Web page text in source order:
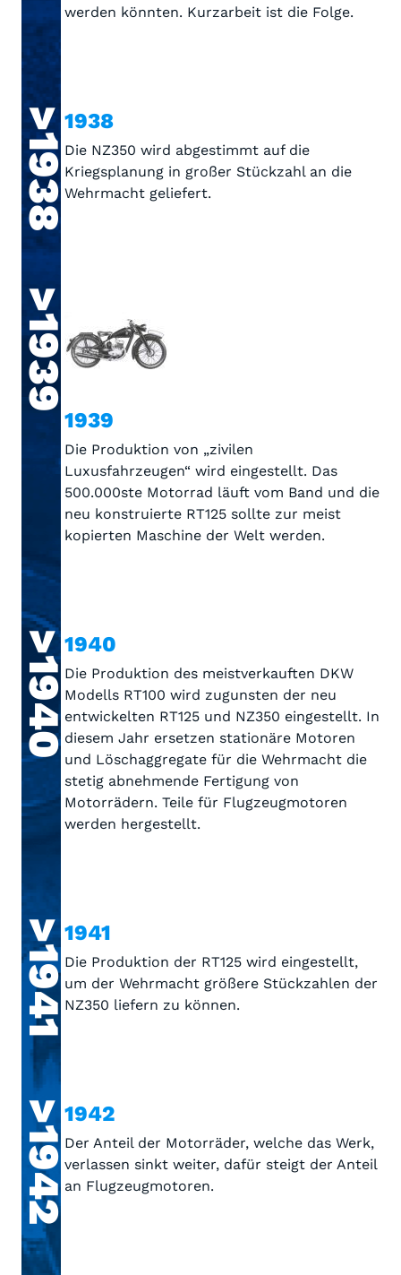
werden könnten. Kurzarbeit ist die Folge.
>19381938
Die NZ350 wird abgestimmt auf die
Kriegsplanung in großer Stückzahl an die
Wehrmacht geliefert.
>1939
1939
Die Produktion von „zivilen
Luxusfahrzeugen“ wird eingestellt. Das
500.000ste Motorrad läuft vom Band und die
neu konstruierte RT125 sollte zur meist
kopierten Maschine der Welt werden.
>19401940
Die Produktion des meistverkauften DKW
Modells RT100 wird zugunsten der neu
entwickelten RT125 und NZ350 eingestellt. In
diesem Jahr ersetzen stationäre Motoren
und Löschaggregate für die Wehrmacht die
stetig abnehmende Fertigung von
Motorrädern. Teile für Flugzeugmotoren
werden hergestellt.
>19411941
Die Produktion der RT125 wird eingestellt,
um der Wehrmacht größere Stückzahlen der
NZ350 liefern zu können.
>19421942
Der Anteil der Motorräder, welche das Werk,
verlassen sinkt weiter, dafür steigt der Anteil
an Flugzeugmotoren.